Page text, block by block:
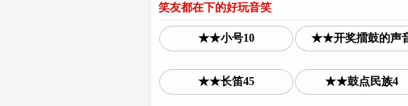
笑友都在下的好玩音笑
★★小号10 ★★开奖擂鼓的声
★★长笛45 ★★鼓点民族4